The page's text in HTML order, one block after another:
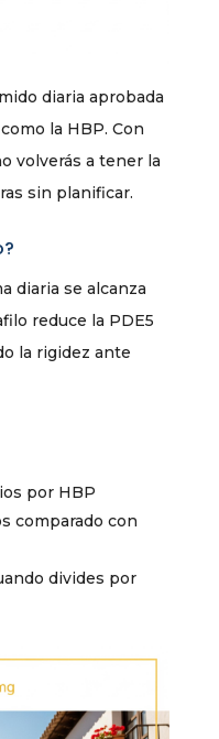
diaria aprobada
la HBP. Con
volverás a tener la
sin planificar.
diaria se alcanza
reduce la PDE5
la rigidez ante
por HBP
comparado con
divides por